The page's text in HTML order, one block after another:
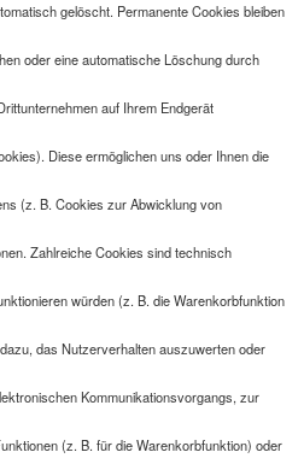
gelöscht. Permanente Cookies bleiben
oder eine automatische Löschung durch
auf Ihrem Endgerät
Diese ermöglichen uns oder Ihnen die
(z. B. Cookies zur Abwicklung von
Zahlreiche Cookies sind technisch
würden (z. B. die Warenkorbfunktion
das Nutzerverhalten auszuwerten oder
Kommunikationsvorgangs, zur
(z. B. für die Warenkorbfunktion) oder